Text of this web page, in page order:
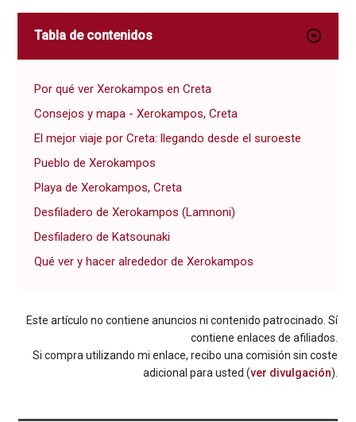
Tabla de contenidos
Por qué ver Xerokampos en Creta
Consejos y mapa - Xerokampos, Creta
El mejor viaje por Creta: llegando desde el suroeste
Pueblo de Xerokampos
Playa de Xerokampos, Creta
Desfiladero de Xerokampos (Lamnoni)
Desfiladero de Katsounaki
Qué ver y hacer alrededor de Xerokampos
Este artículo no contiene anuncios ni contenido patrocinado. Sí
contiene enlaces de afiliados.
Si compra utilizando mi enlace, recibo una comisión sin coste
adicional para usted (ver divulgación).